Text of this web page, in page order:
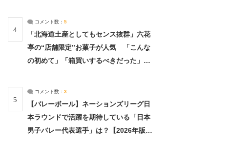
4
コメント数： 5
「北海道土産としてもセンス抜群」六花
亭の“店舗限定”お菓子が人気 「こんな
の初めて」「箱買いするべきだった」
5
コメント数： 3
【バレーボール】ネーションズリーグ日
本ラウンドで活躍を期待している「日本
男子バレー代表選手」は？【2026年版・